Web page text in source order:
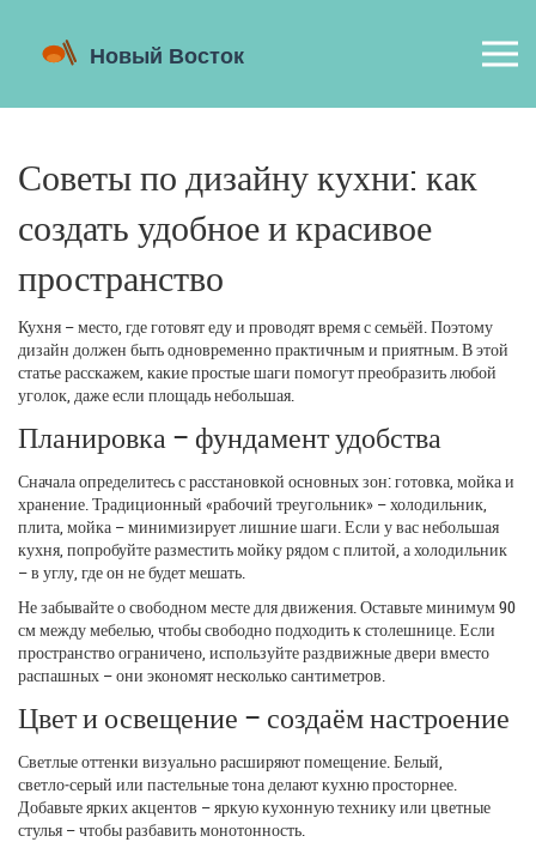
Советы по дизайну кухни: как
создать удобное и красивое
пространство
Кухня – место, где готовят еду и проводят время с семьёй. Поэтому
дизайн должен быть одновременно практичным и приятным. В этой
статье расскажем, какие простые шаги помогут преобразить любой
уголок, даже если площадь небольшая.
Планировка – фундамент удобства
Сначала определитесь с расстановкой основных зон: готовка, мойка и
хранение. Традиционный «рабочий треугольник» – холодильник,
плита, мойка – минимизирует лишние шаги. Если у вас небольшая
кухня, попробуйте разместить мойку рядом с плитой, а холодильник
– в углу, где он не будет мешать.
Не забывайте о свободном месте для движения. Оставьте минимум 90
см между мебелью, чтобы свободно подходить к столешнице. Если
пространство ограничено, используйте раздвижные двери вместо
распашных – они экономят несколько сантиметров.
Цвет и освещение – создаём настроение
Светлые оттенки визуально расширяют помещение. Белый,
светло‑серый или пастельные тона делают кухню просторнее.
Добавьте ярких акцентов – яркую кухонную технику или цветные
стулья – чтобы разбавить монотонность.